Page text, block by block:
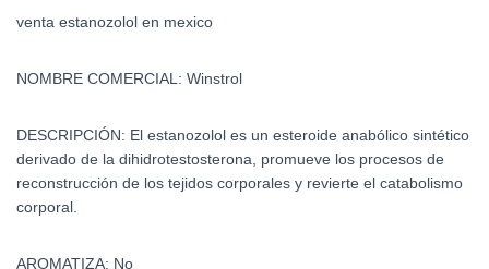
venta estanozolol en mexico
NOMBRE COMERCIAL: Winstrol
DESCRIPCIÓN: El estanozolol es un esteroide anabólico sintético
derivado de la dihidrotestosterona, promueve los procesos de
reconstrucción de los tejidos corporales y revierte el catabolismo
corporal.
AROMATIZA: No